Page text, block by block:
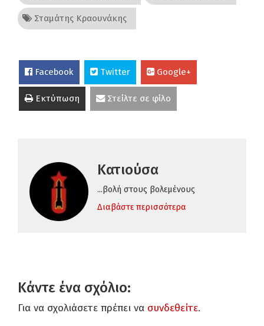
Σταμάτης Κραουνάκης
Facebook Twitter Google+
Εκτύπωση Στείλτε σε φίλο
Κατιούσα
...βολή στους βολεμένους
Διαβάστε περισσότερα
Κάντε ένα σχόλιο:
Για να σχολιάσετε πρέπει να συνδεθείτε.